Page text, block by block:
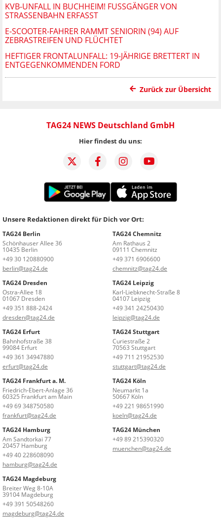
KVB-UNFALL IN BUCHHEIM! FUSSGÄNGER VON S
TRASSENBAHN ERFASST
E-SCOOTER-FAHRER RAMMT SENIORIN (94) AUF
ZEBRASTREIFEN UND FLÜCHTET
HEFTIGER FRONTALUNFALL: 19-JÄHRIGE BRETTERT IN
ENTGEGENKOMMENDEN FORD
Zurück zur Übersicht
TAG24 NEWS Deutschland GmbH
Hier findest du uns:
Unsere Redaktionen direkt für Dich vor Ort:
TAG24 Berlin
Schönhauser Allee 36
10435 Berlin
+49 30 120880900
berlin@tag24.de
TAG24 Chemnitz
Am Rathaus 2
09111 Chemnitz
+49 371 6906600
chemnitz@tag24.de
TAG24 Dresden
Ostra-Allee 18
01067 Dresden
+49 351 888-2424
dresden@tag24.de
TAG24 Leipzig
Karl-Liebknecht-Straße 8
04107 Leipzig
+49 341 24250430
leipzig@tag24.de
TAG24 Erfurt
Bahnhofstraße 38
99084 Erfurt
+49 361 34947880
erfurt@tag24.de
TAG24 Stuttgart
Curiestraße 2
70563 Stuttgart
+49 711 21952530
stuttgart@tag24.de
TAG24 Frankfurt a. M.
Friedrich-Ebert-Anlage 36
60325 Frankfurt am Main
+49 69 348750580
frankfurt@tag24.de
TAG24 Köln
Neumarkt 1a
50667 Köln
+49 221 98651990
koeln@tag24.de
TAG24 Hamburg
Am Sandtorkai 77
20457 Hamburg
+49 40 228608090
hamburg@tag24.de
TAG24 München
+49 89 215390320
muenchen@tag24.de
TAG24 Magdeburg
Breiter Weg 8-10A
39104 Magdeburg
+49 391 50548260
magdeburg@tag24.de